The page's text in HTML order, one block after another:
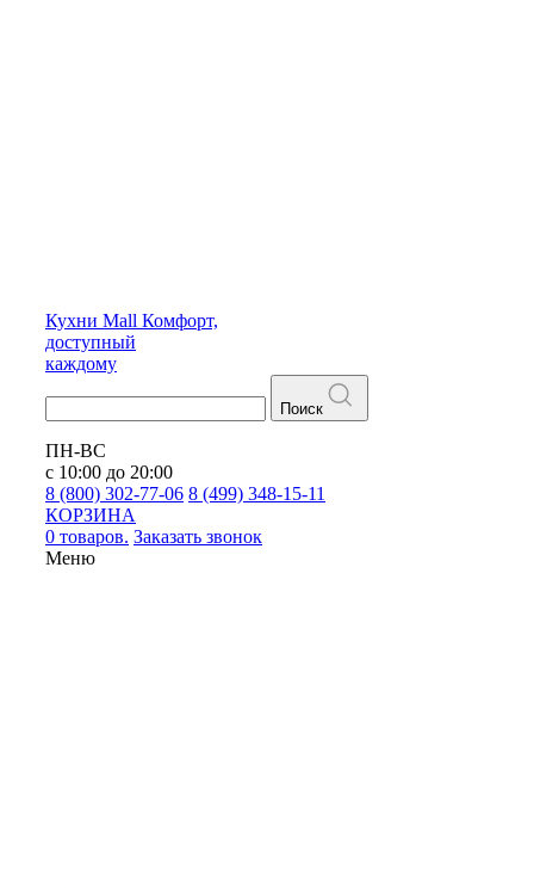
Кухни Mall Комфорт,
доступный
каждому
Поиск
ПН-ВС
с 10:00 до 20:00
8 (800) 302-77-06 8 (499) 348-15-11
КОРЗИНА
0 товаров. Заказать звонок
Меню